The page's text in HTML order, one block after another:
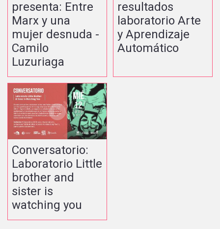
presenta: Entre
Marx y una
mujer desnuda -
Camilo
Luzuriaga
resultados
laboratorio Arte
y Aprendizaje
Automático
Conversatorio:
Laboratorio Little
brother and
sister is
watching you